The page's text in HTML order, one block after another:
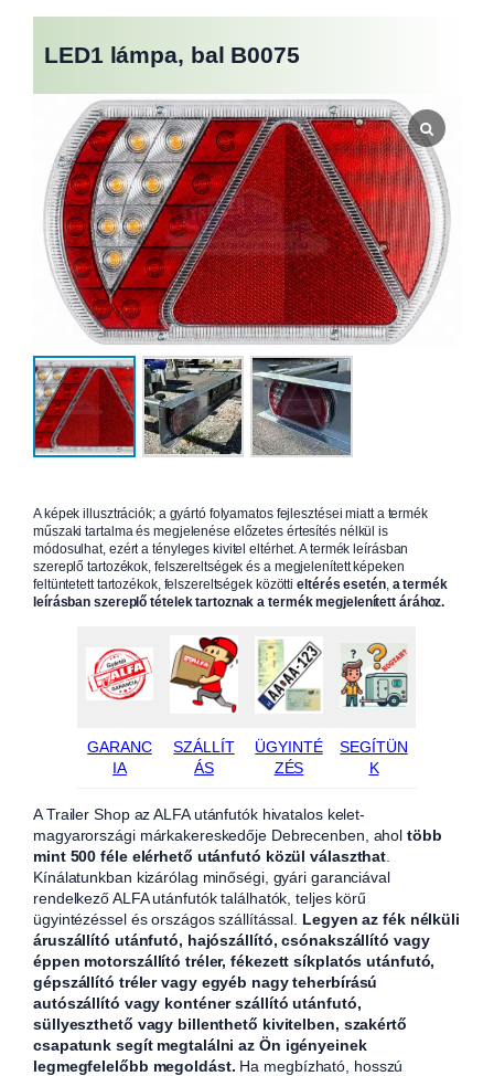
LED1 lámpa, bal B0075
A képek illusztrációk; a gyártó folyamatos fejlesztései miatt a termék
műszaki tartalma és megjelenése előzetes értesítés nélkül is
módosulhat, ezért a tényleges kivitel eltérhet. A termék leírásban
szereplő tartozékok, felszereltségek és a megjelenített képeken
feltüntetett tartozékok, felszereltségek közöttieltérés esetén, a termék
leírásban szereplő tételek tartoznak a termék megjelenített árához.
GARANC
IA
SZÁLLÍT
ÁS
ÜGYINTÉ
ZÉS
SEGÍTÜN
K
A Trailer Shop az ALFA utánfutók hivatalos kelet-
magyarországi márkakereskedője Debrecenben, aholtöbb
mint 500 féle elérhető utánfutó közül választhat
Kínálatunkban kizárólag minőségi, gyári garanciával
rendelkező ALFA utánfutók találhatók, teljes körű
ügyintézéssel és országos szállítással. Legyen az fék nélküli
áruszállító utánfutó, hajószállító, csónakszállító vagy
éppen motorszállító tréler, fékezett síkplatós utánfutó,
gépszállító tréler vagy egyéb nagy teherbírású
autószállító vagy konténer szállító utánfutó,
süllyeszthető vagy billenthető kivitelben, szakértő
csapatunk segít megtalálni az Ön igényeinek
legmegfelelőbb megoldást. Ha megbízható, hosszú